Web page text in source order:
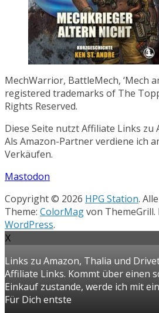
MechWarrior, BattleMech, ‘Mech
registered trademarks of The
Rights Reserved.
Diese Seite nutzt Affiliate Links zu
Als Amazon-Partner verdiene ich
Verkäufen.
Mastodon
Copyright © 2026 HPG Station.
Theme: ColorMagvon
WordPress.
X
Links zu Amazon, Thalia und
Affiliate Links. Kommt über einen
Einkauf zustande, werde ich mit
Für Dich entste